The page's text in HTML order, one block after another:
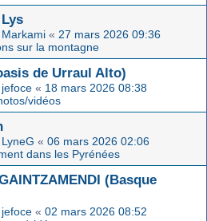
Markami « 27 mars 2026 09:36
sur la montagne
de Urraul Alto)
jefoce « 18 mars 2026 08:38
vidéos
LyneG « 06 mars 2026 02:06
dans les Pyrénées
(Basque
jefoce « 02 mars 2026 08:52